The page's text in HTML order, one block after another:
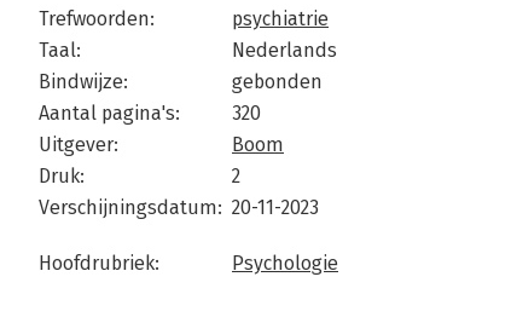
Trefwoorden:
psychiatrie
Taal:
Nederlands
Bindwijze:
gebonden
Aantal pagina's:
320
Uitgever:
Boom
Druk:
2
Verschijningsdatum: 20-11-2023
Hoofdrubriek: Psychologie